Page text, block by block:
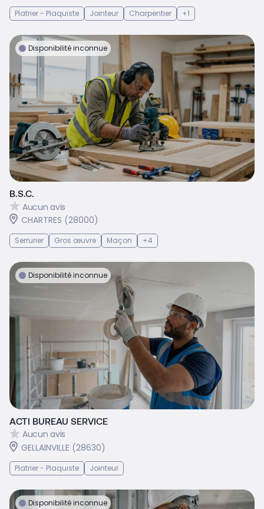
Platrier - Plaquiste Jointeur Charpentier +1
Disponibilité inconnue
B.S.C.
Aucun avis
CHARTRES (28000)
Serrurier Gros œuvre Maçon +4
Disponibilité inconnue
ACTI BUREAU SERVICE
Aucun avis
GELLAINVILLE (28630)
Platrier - Plaquiste Jointeur
Disponibilité inconnue